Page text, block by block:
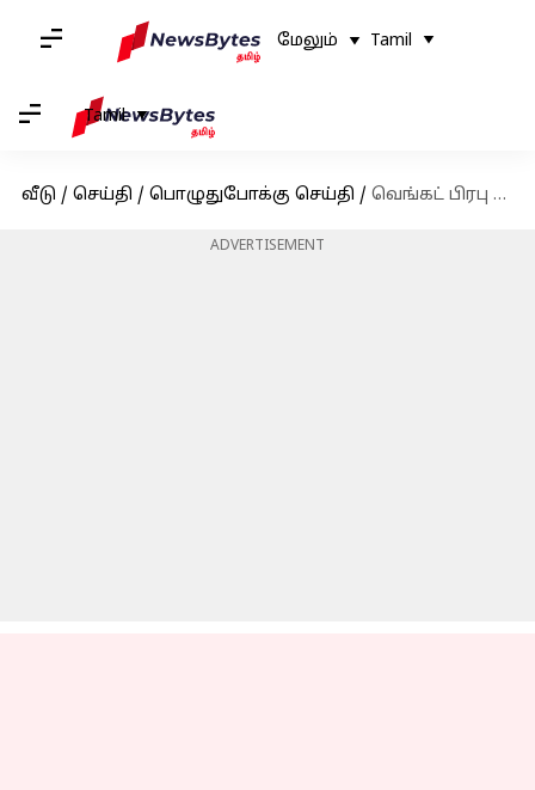
மேலும் Tamil
Tamil
வீடு / செய்தி / பொழுதுபோக்கு செய்தி / வெங்கட் பிரபு பிறந்தநாள்- #தளபதி68 அப்டேட் உடன் பிறந்தநாள் வாழ்த்து கூறிய அர்ச்சனா கல்பாத்தி
ADVERTISEMENT